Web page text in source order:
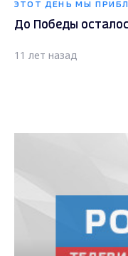
ЭТОТ ДЕНЬ МЫ
До Победы
11 лет назад